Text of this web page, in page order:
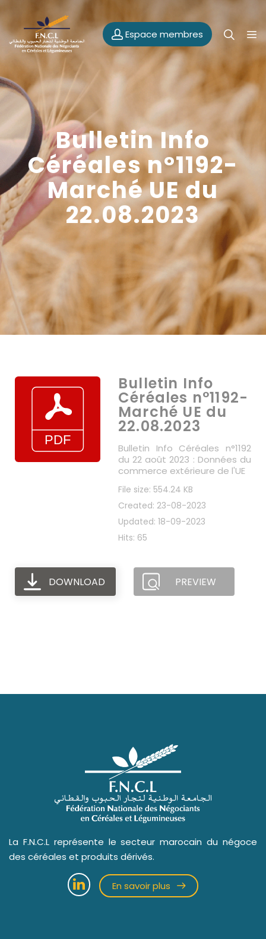
Espace membres
Bulletin Info
Céréales n°1192-
Marché UE du
22.08.2023
Bulletin Info
Céréales n°1192-
Marché UE du
22.08.2023
Bulletin Info Céréales n°1192
du 22 août 2023 : Données du
commerce extérieure de l'UE
File size: 554.24 KB
Created: 23-08-2023
Updated: 18-09-2023
Hits: 65
DOWNLOAD PREVIEW
La F.N.C.L représente le secteur marocain du négoce
des céréales et produits dérivés.
En savoir plus